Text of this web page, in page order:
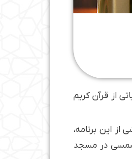
از قرآن کریم
این برنامه،
قاف را تلاوت کرد؛ تلاوتی که پیشتر توسط احمد ابوالقاسمی و به سبک مصطفی اسماعیل در اواخر دهه ۵۰ شمسی در مسجد